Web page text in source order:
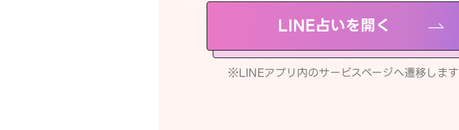
LINE占いを開く
※LINEアプリ内のサービスページへ遷移します